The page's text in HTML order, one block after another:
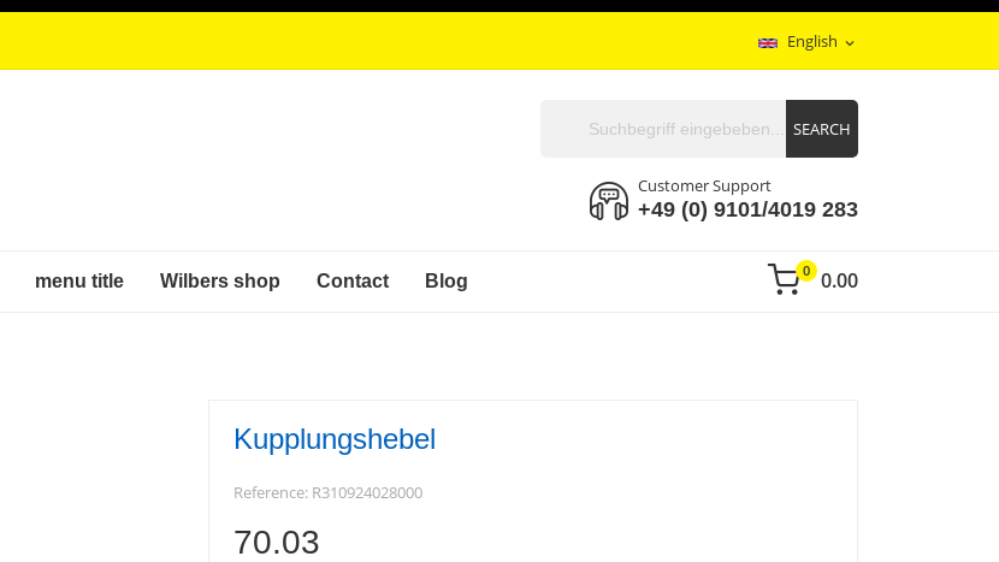
English expand_more
0.00
0
SEARCH
Customer Support
+49 (0) 9101/4019 283
menu title Wilbers shop Contact Blog
Kupplungshebel
Reference: R310924028000
70.03